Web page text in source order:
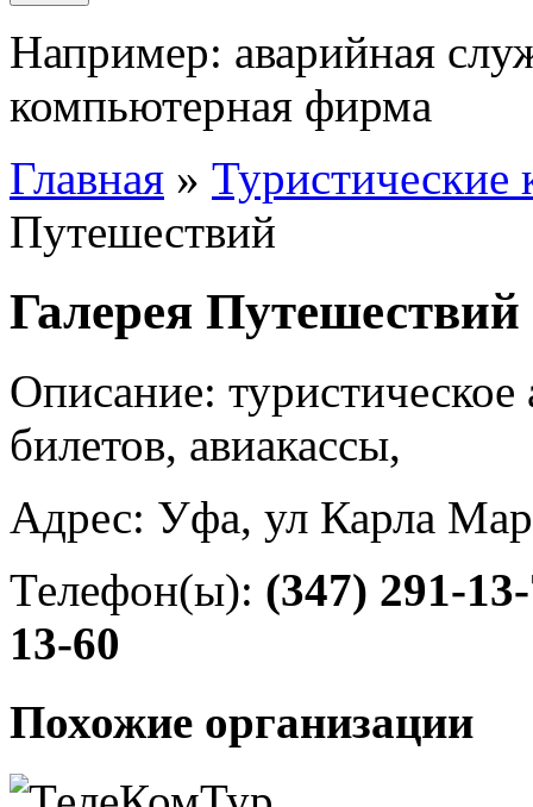
Например: аварийная
компьютерная фирма
Главная » Туристические
Путешествий
Галерея Путешествий
Описание: туристическое
билетов, авиакассы,
Адрес: Уфа, ул Карла
Телефон(ы): (347) 291-
13-60
Похожие организации